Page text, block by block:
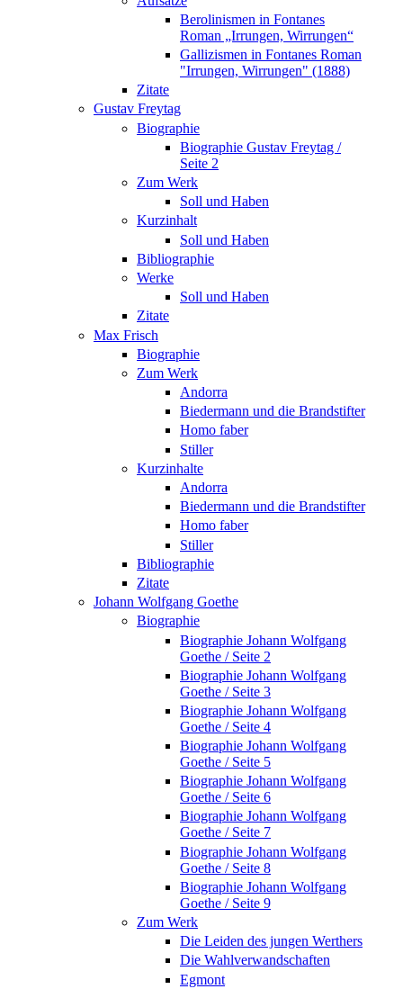
Berolinismen in Fontanes
Roman „Irrungen, Wirrungen“
Gallizismen in Fontanes Roman
"Irrungen, Wirrungen" (1888)
Zitate
Gustav Freytag
Biographie
Biographie Gustav Freytag /
Seite 2
Zum Werk
Soll und Haben
Kurzinhalt
Soll und Haben
Bibliographie
Werke
Soll und Haben
Zitate
Max Frisch
Biographie
Zum Werk
Andorra
Biedermann und die Brandstifter
Homo faber
Stiller
Kurzinhalte
Andorra
Biedermann und die Brandstifter
Homo faber
Stiller
Bibliographie
Zitate
Johann Wolfgang Goethe
Biographie
Biographie Johann Wolfgang
Goethe / Seite 2
Biographie Johann Wolfgang
Goethe / Seite 3
Biographie Johann Wolfgang
Goethe / Seite 4
Biographie Johann Wolfgang
Goethe / Seite 5
Biographie Johann Wolfgang
Goethe / Seite 6
Biographie Johann Wolfgang
Goethe / Seite 7
Biographie Johann Wolfgang
Goethe / Seite 8
Biographie Johann Wolfgang
Goethe / Seite 9
Zum Werk
Die Leiden des jungen Werthers
Die Wahlverwandschaften
Egmont